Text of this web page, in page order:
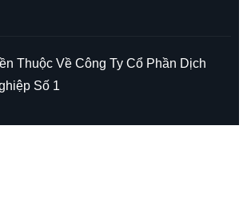
Thuộc Về Công Ty Cổ Phần Dịch
Số 1